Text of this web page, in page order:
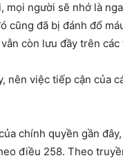
mọi người sẽ nhớ là
cũng đã bị đánh đổ
còn lưu đầy trên các
nên việc tiếp cận của
chính quyền gần
điều 258. Theo